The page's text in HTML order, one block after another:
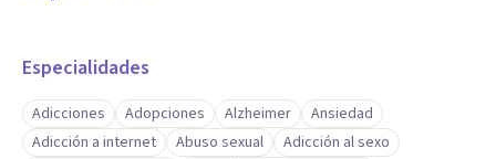
Especialidades
Adicciones Adopciones Alzheimer
Ansiedad
Adicción a internet
Abuso sexual
Adicción al sexo